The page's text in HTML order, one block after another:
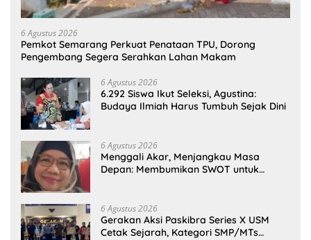
6 Agustus 2026
Pemkot Semarang Perkuat Penataan TPU, Dorong
Pengembang Segera Serahkan Lahan Makam
6 Agustus 2026
6.292 Siswa Ikut Seleksi, Agustina:
Budaya Ilmiah Harus Tumbuh Sejak Dini
6 Agustus 2026
Menggali Akar, Menjangkau Masa
Depan: Membumikan SWOT untuk
6 Agustus 2026
Gerakan Aksi Paskibra Series X USM
Cetak Sejarah, Kategori SMP/MTs